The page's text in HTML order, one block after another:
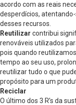
acordo com as reais
desperdícios,
desses recursos.
Reutilizar contribui
renováveis utilizados
pois quando
tempo ao seu uso,
reutilizar tudo o que
propósito para um
Reciclar
O último dos 3 R’s da